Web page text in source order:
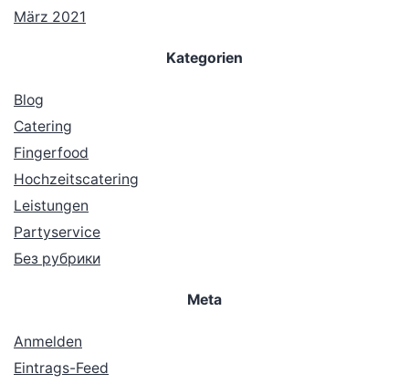
März 2021
Kategorien
Blog
Catering
Fingerfood
Hochzeitscatering
Leistungen
Partyservice
Без рубрики
Meta
Anmelden
Eintrags-Feed